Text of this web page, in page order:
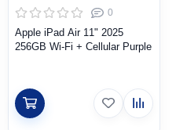
0
Apple iPad Air 11" 2025
256GB Wi-Fi + Cellular Purple